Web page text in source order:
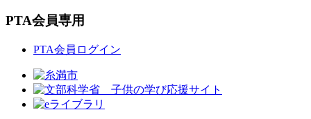
PTA会員専用
PTA会員ログイン